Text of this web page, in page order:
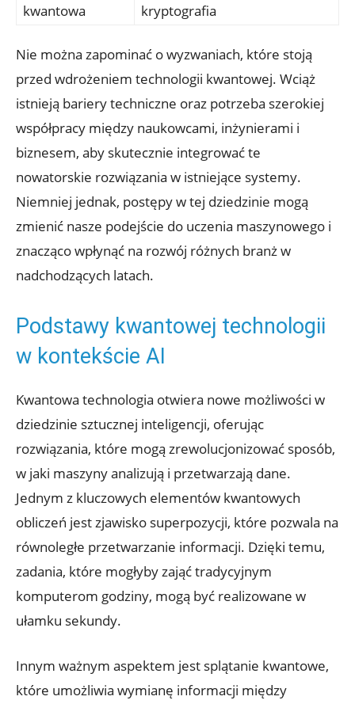
kwantowa
kryptografia
Nie można zapominać o wyzwaniach, które stoją
przed wdrożeniem technologii kwantowej. Wciąż
istnieją bariery techniczne oraz potrzeba szerokiej
współpracy między naukowcami, inżynierami i
biznesem, aby skutecznie integrować te
nowatorskie rozwiązania w istniejące systemy.
Niemniej jednak, postępy w tej dziedzinie mogą
zmienić nasze podejście do uczenia maszynowego i
znacząco wpłynąć na rozwój różnych branż w
nadchodzących latach.
Podstawy kwantowej technologii
w kontekście AI
Kwantowa technologia otwiera nowe możliwości w
dziedzinie sztucznej inteligencji, oferując
rozwiązania, które mogą zrewolucjonizować sposób,
w jaki maszyny analizują i przetwarzają dane.
Jednym z kluczowych elementów kwantowych
obliczeń jest zjawisko superpozycji, które pozwala na
równoległe przetwarzanie informacji. Dzięki temu,
zadania, które mogłyby zająć tradycyjnym
komputerom godziny, mogą być realizowane w
ułamku sekundy.
Innym ważnym aspektem jest splątanie kwantowe,
które umożliwia wymianę informacji między